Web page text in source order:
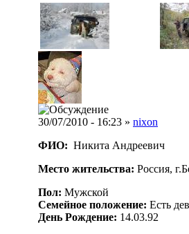
30/07/2010 - 16:23 » nixon
ФИО: Никита Андреевич
Место жительства: Россия,
Пол: Мужской
Семейное положение: Есть
День Рождение: 14.03.92